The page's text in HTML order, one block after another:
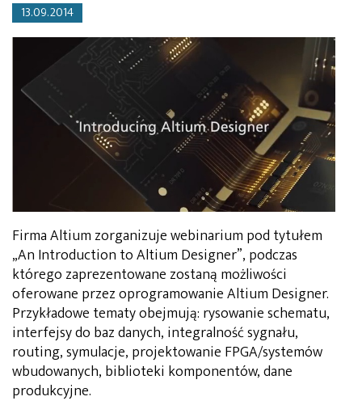
13.09.2014
Firma Altium zorganizuje webinarium pod tytułem
„An Introduction to Altium Designer”, podczas
którego zaprezentowane zostaną możliwości
oferowane przez oprogramowanie Altium Designer.
Przykładowe tematy obejmują: rysowanie schematu,
interfejsy do baz danych, integralność sygnału,
routing, symulacje, projektowanie FPGA/systemów
wbudowanych, biblioteki komponentów, dane
produkcyjne.